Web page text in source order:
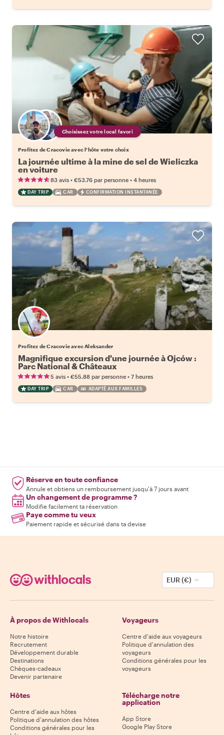
Choisissez votre local favori
Profitez de Cracovie avec l'hôte votre choix
La journée ultime à la mine de sel de Wieliczka
en voiture
83 avis • €53.76 par personne • 4 heures
DAY TRIP CAR CONFIRMATION INSTANTANÉE
Profitez de Cracovie avec Aleksander
Magnifique excursion d'une journée à Ojców :
Parc National & Châteaux
5 avis • €55.88 par personne • 7 heures
DAY TRIP CAR ADAPTÉ AUX FAMILLES
Réserve en toute confiance
Annule et obtiens un remboursement jusqu'à 7 jours avant
Un changement de programme ?
Modifie facilement ta réservation
Paye comme tu veux
Paiement rapide et sécurisé dans ta devise
EUR (€)
À propos de Withlocals
Notre histoire
Recrutement
Développement durable
Destinations
Chèques-cadeaux
Devenir partenaire
Voyageurs
Centre d'aide aux voyageurs
Politique d'annulation des
voyageurs
Conditions générales pour les
voyageurs
Hôtes
Centre d'aide aux hôtes
Politique d'annulation des hôtes
Conditions générales pour les
Télécharge notre
application
App Store
Google Play Store